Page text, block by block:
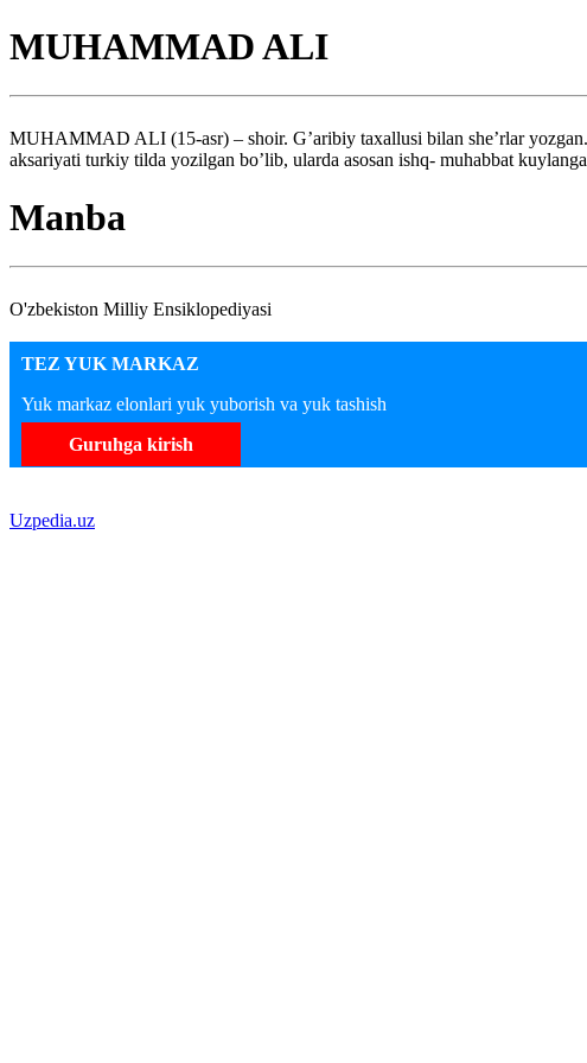
MUHAMMAD ALI
MUHAMMAD ALI (15-asr) – shoir. G’aribiy taxallusi bilan she’rlar
aksariyati turkiy tilda yozilgan bo’lib, ularda asosan ishq- muhabbat
Manba
O'zbekiston Milliy Ensiklopediyasi
TEZ YUK MARKAZ
Yuk markaz elonlari yuk yuborish va yuk tashish
Guruhga kirish
Uzpedia.uz